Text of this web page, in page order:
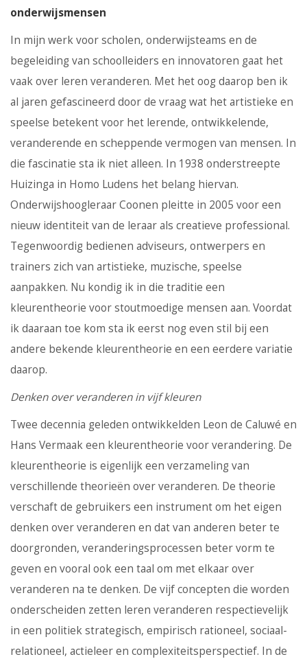
onderwijsmensen
In mijn werk voor scholen, onderwijsteams en de
begeleiding van schoolleiders en innovatoren gaat het
vaak over leren veranderen. Met het oog daarop ben ik
al jaren gefascineerd door de vraag wat het artistieke en
speelse betekent voor het lerende, ontwikkelende,
veranderende en scheppende vermogen van mensen. In
die fascinatie sta ik niet alleen. In 1938 onderstreepte
Huizinga in Homo Ludens het belang hiervan.
Onderwijshoogleraar Coonen pleitte in 2005 voor een
nieuw identiteit van de leraar als creatieve professional.
Tegenwoordig bedienen adviseurs, ontwerpers en
trainers zich van artistieke, muzische, speelse
aanpakken. Nu kondig ik in die traditie een
kleurentheorie voor stoutmoedige mensen aan. Voordat
ik daaraan toe kom sta ik eerst nog even stil bij een
andere bekende kleurentheorie en een eerdere variatie
daarop.
Denken over veranderen in vijf kleuren
Twee decennia geleden ontwikkelden Leon de Caluwé en
Hans Vermaak een kleurentheorie voor verandering. De
kleurentheorie is eigenlijk een verzameling van
verschillende theorieën over veranderen. De theorie
verschaft de gebruikers een instrument om het eigen
denken over veranderen en dat van anderen beter te
doorgronden, veranderingsprocessen beter vorm te
geven en vooral ook een taal om met elkaar over
veranderen na te denken. De vijf concepten die worden
onderscheiden zetten leren veranderen respectievelijk
in een politiek strategisch, empirisch rationeel, sociaal-
relationeel, actieleer en complexiteitsperspectief. In de